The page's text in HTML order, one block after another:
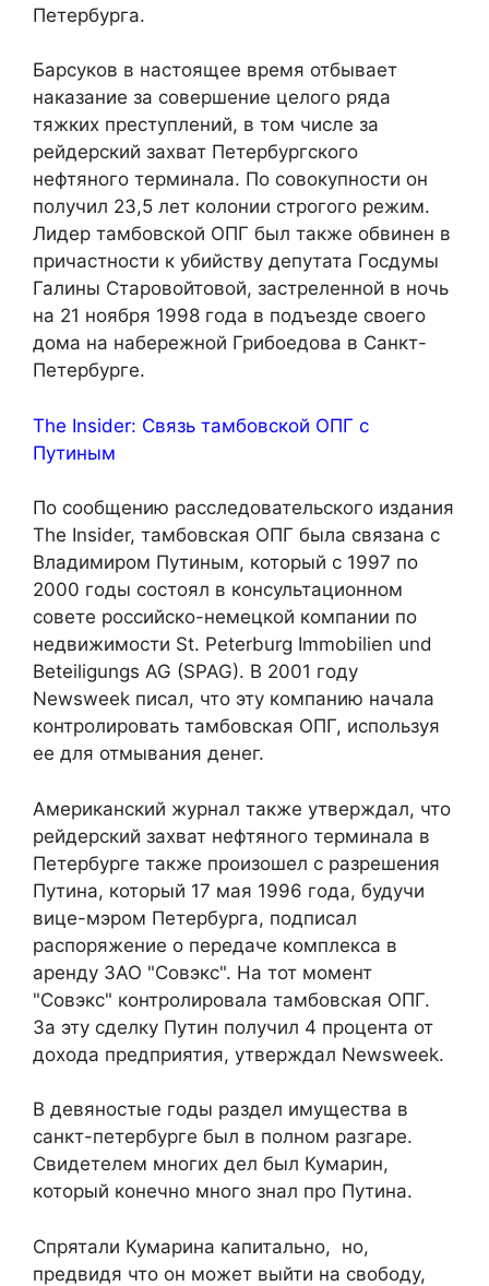
Петербурга.
Барсуков в настоящее время отбывает
наказание за совершение целого ряда
тяжких преступлений, в том числе за
рейдерский захват Петербургского
нефтяного терминала. По совокупности он
получил 23,5 лет колонии строгого режим.
Лидер тамбовской ОПГ был также обвинен в
причастности к убийству депутата Госдумы
Галины Старовойтовой, застреленной в ночь
на 21 ноября 1998 года в подъезде своего
дома на набережной Грибоедова в Санкт-
Петербурге.
The Insider: Связь тамбовской ОПГ с
Путиным
По сообщению расследовательского издания
The Insider, тамбовская ОПГ была связана с
Владимиром Путиным, который с 1997 по
2000 годы состоял в консультационном
совете российско-немецкой компании по
недвижимости St. Peterburg Immobilien und
Beteiligungs AG (SPAG). В 2001 году
Newsweek писал, что эту компанию начала
контролировать тамбовская ОПГ, используя
ее для отмывания денег.
Американский журнал также утверждал, что
рейдерский захват нефтяного терминала в
Петербурге также произошел с разрешения
Путина, который 17 мая 1996 года, будучи
вице-мэром Петербурга, подписал
распоряжение о передаче комплекса в
аренду ЗАО "Совэкс". На тот момент
"Совэкс" контролировала тамбовская ОПГ.
За эту сделку Путин получил 4 процента от
дохода предприятия, утверждал Newsweek.
В девяностые годы раздел имущества в
санкт-петербурге был в полном разгаре.
Свидетелем многих дел был Кумарин,
который конечно много знал про Путина.
Спрятали Кумарина капитально, но,
предвидя что он может выйти на свободу,